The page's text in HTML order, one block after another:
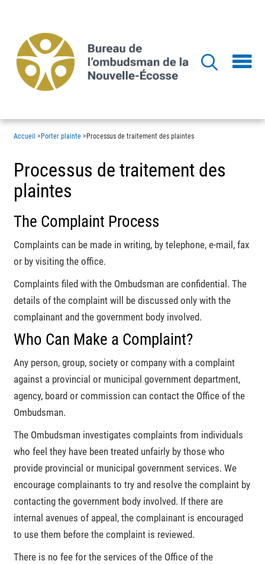
contenu
principal
Accueil > Porter plainte > Processus de traitement des plaintes
Processus de traitement des
plaintes
The Complaint Process
Complaints can be made in writing, by telephone, e-mail, fax
or by visiting the office.
Complaints filed with the Ombudsman are confidential. The
details of the complaint will be discussed only with the
complainant and the government body involved.
Who Can Make a Complaint?
Any person, group, society or company with a complaint
against a provincial or municipal government department,
agency, board or commission can contact the Office of the
Ombudsman.
The Ombudsman investigates complaints from individuals
who feel they have been treated unfairly by those who
provide provincial or municipal government services. We
encourage complainants to try and resolve the complaint by
contacting the government body involved. If there are
internal avenues of appeal, the complainant is encouraged
to use them before the complaint is reviewed.
There is no fee for the services of the Office of the